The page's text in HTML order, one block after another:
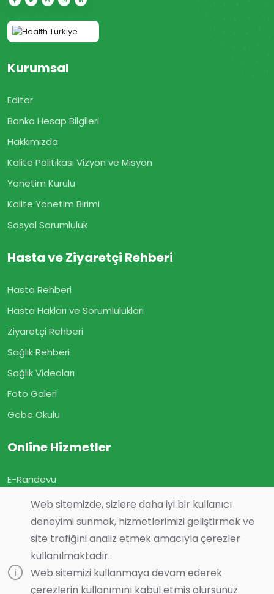
Web sitemizde, sizlere daha iyi bir kullanıcı
deneyimi sunmak, hizmetlerimizi geliştirmek ve
site trafiğini analiz etmek amacıyla çerezler
kullanılmaktadır.
Web sitemizi kullanmaya devam ederek
çerezlerin kullanımını kabul etmiş olursunuz.
Kurumsal
Editör
Banka Hesap Bilgileri
Hakkımızda
Kalite Politikası Vizyon ve Misyon
Yönetim Kurulu
Kalite Yönetim Birimi
Sosyal Sorumluluk
Hasta ve Ziyaretçi Rehberi
Hasta Rehberi
Hasta Hakları ve Sorumlulukları
Ziyaretçi Rehberi
Sağlık Rehberi
Sağlık Videoları
Foto Galeri
Gebe Okulu
Online Hizmetler
E-Randevu
E-Sonuç
E-Geçmiş Olsun
Görüş ve Önerileriniz
Online Muayene